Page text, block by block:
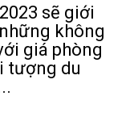
sẽ giới
không
giá phòng
tượng du